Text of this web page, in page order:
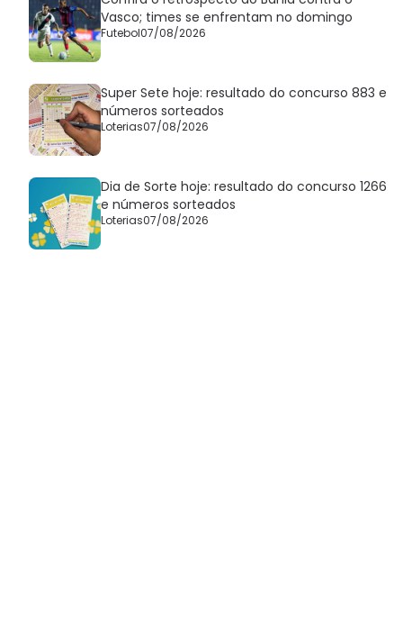
Vasco; times se enfrentam no domingo
Futebol07/08/2026
Super Sete hoje: resultado do concurso 883 e
números sorteados
Loterias07/08/2026
Dia de Sorte hoje: resultado do concurso 1266
e números sorteados
Loterias07/08/2026